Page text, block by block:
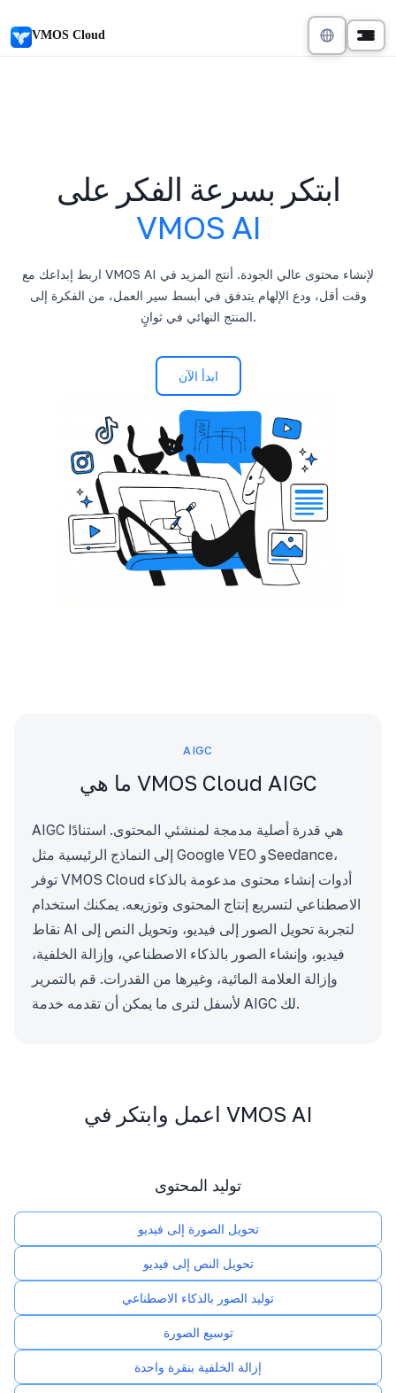
VMOS Cloud
ابتكر بسرعة الفكر على
VMOS AI
اربط إبداعك مع VMOS AI لإنشاء محتوى عالي الجودة. أنتج المزيد في
وقت أقل، ودع الإلهام يتدفق في أبسط سير العمل، من الفكرة إلى
المنتج النهائي في ثوانٍ.
ابدأ الآن
AIGC
ما هي VMOS Cloud AIGC
AIGC هي قدرة أصلية مدمجة لمنشئي المحتوى. استنادًا
إلى النماذج الرئيسية مثل Google VEO وSeedance،
توفر VMOS Cloud أدوات إنشاء محتوى مدعومة بالذكاء
الاصطناعي لتسريع إنتاج المحتوى وتوزيعه. يمكنك استخدام
نقاط AI لتجربة تحويل الصور إلى فيديو، وتحويل النص إلى
فيديو، وإنشاء الصور بالذكاء الاصطناعي، وإزالة الخلفية،
وإزالة العلامة المائية، وغيرها من القدرات. قم بالتمرير
لأسفل لترى ما يمكن أن تقدمه خدمة AIGC لك.
اعمل وابتكر في VMOS AI
توليد المحتوى
تحويل الصورة إلى فيديو
تحويل النص إلى فيديو
توليد الصور بالذكاء الاصطناعي
توسيع الصورة
إزالة الخلفية بنقرة واحدة